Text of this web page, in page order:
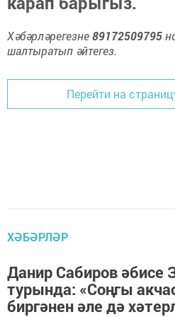
Хәбәрләрегезне89172509795
шалтыратып әйтегез.
Перейти на
ХӘБӘРЛӘР
Данир Сабиров әбисе
турында: «Соңгы
биргәнен әле дә